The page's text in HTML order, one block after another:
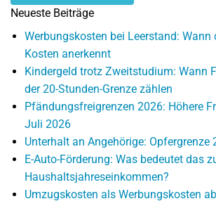
Neueste Beiträge
Werbungskosten bei Leerstand:
Kosten anerkennt
Kindergeld trotz Zweitstudium: Wann
der 20-Stunden-Grenze zählen
Pfändungsfreigrenzen 2026: Höhere
Juli 2026
Unterhalt an Angehörige: Opfergrenze
E-Auto-Förderung: Was bedeutet das
Haushaltsjahreseinkommen?
Umzugskosten als Werbungskosten